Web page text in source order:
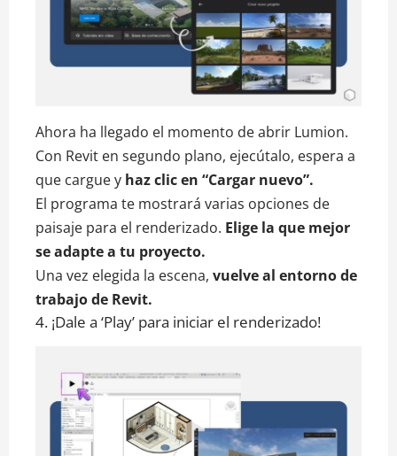
Ahora ha llegado el momento de abrir Lumion.
Con Revit en segundo plano, ejecútalo, espera a
que cargue y haz clic en “Cargar nuevo”.
El programa te mostrará varias opciones de
paisaje para el renderizado. Elige la que mejor
se adapte a tu proyecto.
Una vez elegida la escena, vuelve al entorno de
trabajo de Revit.
4. ¡Dale a ‘Play’ para iniciar el renderizado!